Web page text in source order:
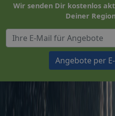
Wir senden Dir kostenlos
Deiner
Angebote per